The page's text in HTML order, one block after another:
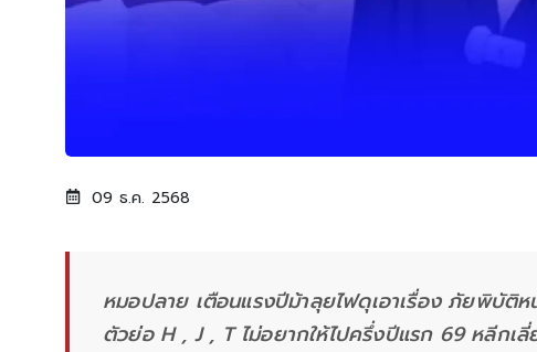
09 ธ.ค. 2568
หมอปลาย เตือนแรงปีม้าลุยไฟดุเอาเรื่อง ภัยพิบัติ
ตัวย่อ H , J , T ไม่อยากให้ไปครึ่งปีแรก 69 หลีกเลี่